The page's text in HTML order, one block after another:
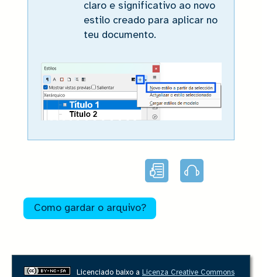
Lectura
facilitada
Audio
claro e significativo ao novo
estilo creado para aplicar no
teu documento.
Como gardar o arquivo?
Licenciado baixo a Licenza Creative Commons